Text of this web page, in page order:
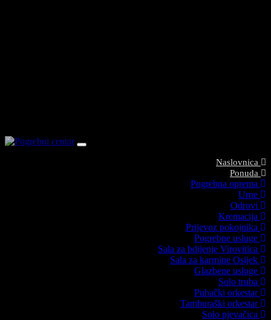
Toggle
Naslovnica
Ponuda
Pogrebna oprema
Urne
Odrovi
Kremacija
Prijevoz pokojnika
Pogrebne usluge
Sala za bdijenje Virovitica
Sala za karmine Osijek
Glazbene usluge
Solo truba
Puhački orkestar
Tamburaški orkestar
Solo pjevačica